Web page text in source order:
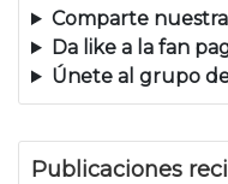
Comparte
Da like a la fan
Únete al grupo
Publicaciones